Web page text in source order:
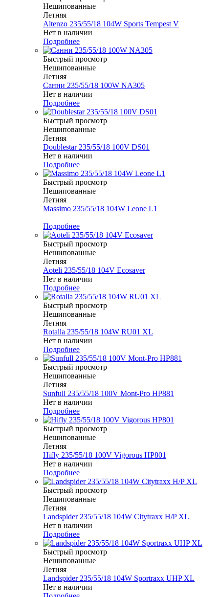
Нешипованные
Летняя
Altenzo 235/55/18 104W Sports Tempest V
Нет в наличии
Подробнее
Быстрый просмотр
Нешипованные
Летняя
Санни 235/55/18 100W NA305
Нет в наличии
Подробнее
Быстрый просмотр
Нешипованные
Летняя
Doublestar 235/55/18 100V DS01
Нет в наличии
Подробнее
Быстрый просмотр
Нешипованные
Летняя
Massimo 235/55/18 104W Leone L1
Подробнее
Быстрый просмотр
Нешипованные
Летняя
Aoteli 235/55/18 104V Ecosaver
Нет в наличии
Подробнее
Быстрый просмотр
Нешипованные
Летняя
Rotalla 235/55/18 104W RU01 XL
Нет в наличии
Подробнее
Быстрый просмотр
Нешипованные
Летняя
Sunfull 235/55/18 100V Mont-Pro HP881
Нет в наличии
Подробнее
Быстрый просмотр
Нешипованные
Летняя
Hifly 235/55/18 100V Vigorous HP801
Нет в наличии
Подробнее
Быстрый просмотр
Нешипованные
Летняя
Landspider 235/55/18 104W Citytraxx H/P XL
Нет в наличии
Подробнее
Быстрый просмотр
Нешипованные
Летняя
Landspider 235/55/18 104W Sportraxx UHP XL
Нет в наличии